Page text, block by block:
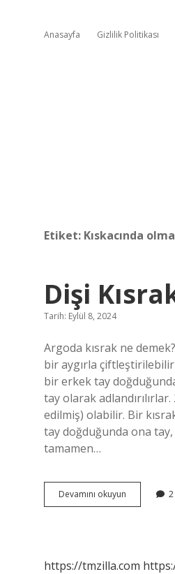
Anasayfa Gizlilik Politikası
Etiket: Kıskacında
Dişi
Tarih: Eylül 8, 2024
Argoda kısrak ne
bir aygırla
bir erkek tay doğduğunda
tay olarak
edilmiş) olabilir. Bir
tay doğduğunda ona tay,
tamamen…
Devamını okuyun
Kısrak
https://tmzilla.com